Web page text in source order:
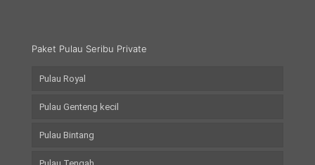
Paket Pulau Seribu Private
Pulau Royal
Pulau Genteng kecil
Pulau Bintang